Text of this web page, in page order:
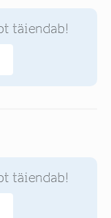
täiendab!
täiendab!